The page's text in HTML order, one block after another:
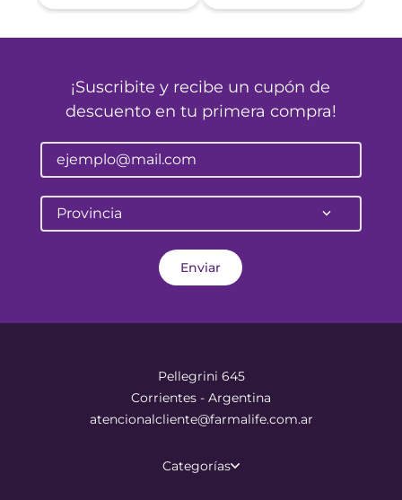
¡Suscribite y recibe un cupón de
descuento en tu primera compra!
Provincia
Enviar
Pellegrini 645
Corrientes - Argentina
atencionalcliente@farmalife.com.ar
Categorías